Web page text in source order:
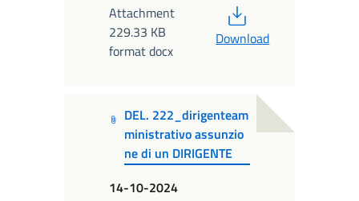
Attachment
229.33 KB
format docx
Download
DEL. 222_dirigenteam
ministrativo assunzio
ne di un DIRIGENTE
14-10-2024